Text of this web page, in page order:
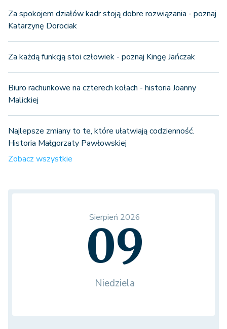
Za spokojem działów kadr stoją dobre rozwiązania - poznaj
Katarzynę Dorociak
Za każdą funkcją stoi człowiek - poznaj Kingę Jańczak
Biuro rachunkowe na czterech kołach - historia Joanny
Malickiej
Najlepsze zmiany to te, które ułatwiają codzienność.
Historia Małgorzaty Pawłowskiej
Zobacz wszystkie
Sierpień 2026
09
Niedziela